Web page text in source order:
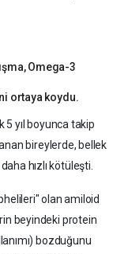
Omega-3
ortaya koydu.
5 yıl boyunca takip
bireylerde, bellek
hızlı kötüleşti.
olan amiloid
beyindeki protein
bozduğunu